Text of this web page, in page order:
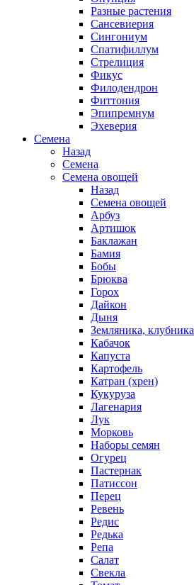
Разные растения
Сансевиерия
Сингониум
Спатифиллум
Стрелиция
Фикус
Филодендрон
Фиттония
Эпипремнум
Эхеверия
Семена
Назад
Семена
Семена овощей
Назад
Семена овощей
Арбуз
Артишок
Баклажан
Бамия
Бобы
Брюква
Горох
Дайкон
Дыня
Земляника, клубника
Кабачок
Капуста
Картофель
Катран (хрен)
Кукуруза
Лагенария
Лук
Морковь
Наборы семян
Огурец
Пастернак
Патиссон
Перец
Ревень
Редис
Редька
Репа
Салат
Свекла